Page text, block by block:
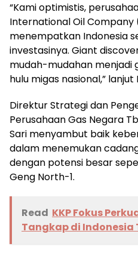
“Kami optimistis,
International Oil Company
menempatkan Indonesia
investasinya. Giant
mudah-mudahan menjadi
hulu migas nasional,” lanjut
Direktur Strategi dan
Perusahaan Gas Negara
Sari menyambut baik
dalam menemukan
dengan potensi besar
Geng North-1.
Read KKP Fokus
Tangkap di Indonesia